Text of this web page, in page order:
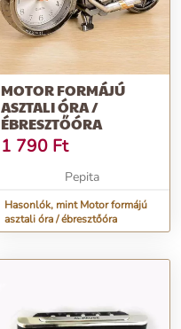
MOTOR FORMÁJÚ
ASZTALI ÓRA /
ÉBRESZTŐÓRA
1 790 Ft
Pepita
Hasonlók, mint Motor formájú
asztali óra / ébresztőóra